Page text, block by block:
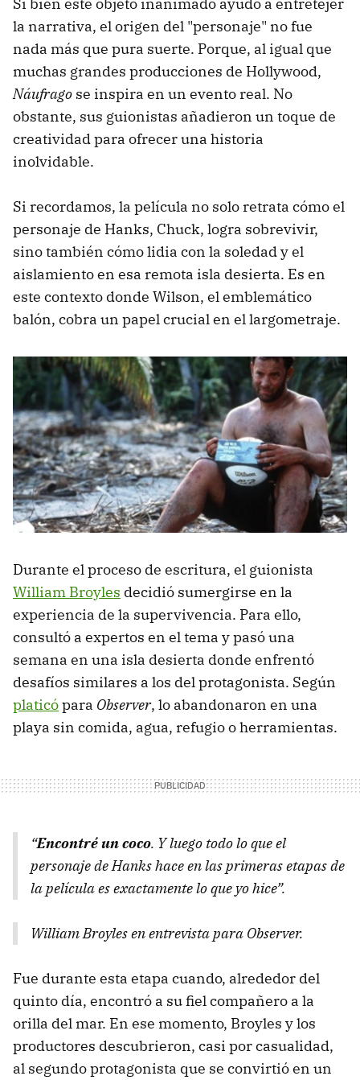
Si bien este objeto inanimado ayudó a entretejer
la narrativa, el origen del "personaje" no fue
nada más que pura suerte. Porque, al igual que
muchas grandes producciones de Hollywood,
Náufrago se inspira en un evento real. No
obstante, sus guionistas añadieron un toque de
creatividad para ofrecer una historia
inolvidable.
Si recordamos, la película no solo retrata cómo el
personaje de Hanks, Chuck, logra sobrevivir,
sino también cómo lidia con la soledad y el
aislamiento en esa remota isla desierta. Es en
este contexto donde Wilson, el emblemático
balón, cobra un papel crucial en el largometraje.
Durante el proceso de escritura, el guionista
William Broyles decidió sumergirse en la
experiencia de la supervivencia. Para ello,
consultó a expertos en el tema y pasó una
semana en una isla desierta donde enfrentó
desafíos similares a los del protagonista. Según
platicópara Observer, lo abandonaron en una
playa sin comida, agua, refugio o herramientas.
“Encontré un coco. Y luego todo lo que el
personaje de Hanks hace en las primeras etapas de
la película es exactamente lo que yo hice”.
William Broyles en entrevista para Observer.
Fue durante esta etapa cuando, alrededor del
quinto día, encontró a su fiel compañero a la
orilla del mar. En ese momento, Broyles y los
productores descubrieron, casi por casualidad,
al segundo protagonista que se convirtió en un